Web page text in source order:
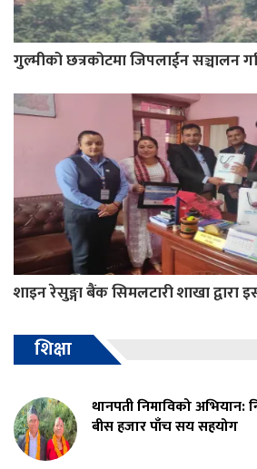
गुल्मीको छत्रकोटमा जिपलाईन सञ्चालन
शाइन रेसुङ्गा बैंक सिमलटारी शाखा द्वारा
शिक्षा
थानपती निमाविको अभियान:
बीस हजार पाँच सय सहयोग